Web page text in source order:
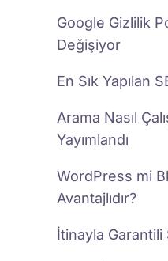
Google Gizlilik
Değişiyor
En Sık Yapılan
Arama Nasıl
Yayımlandı
WordPress mi
Avantajlıdır?
İtinayla Garantili